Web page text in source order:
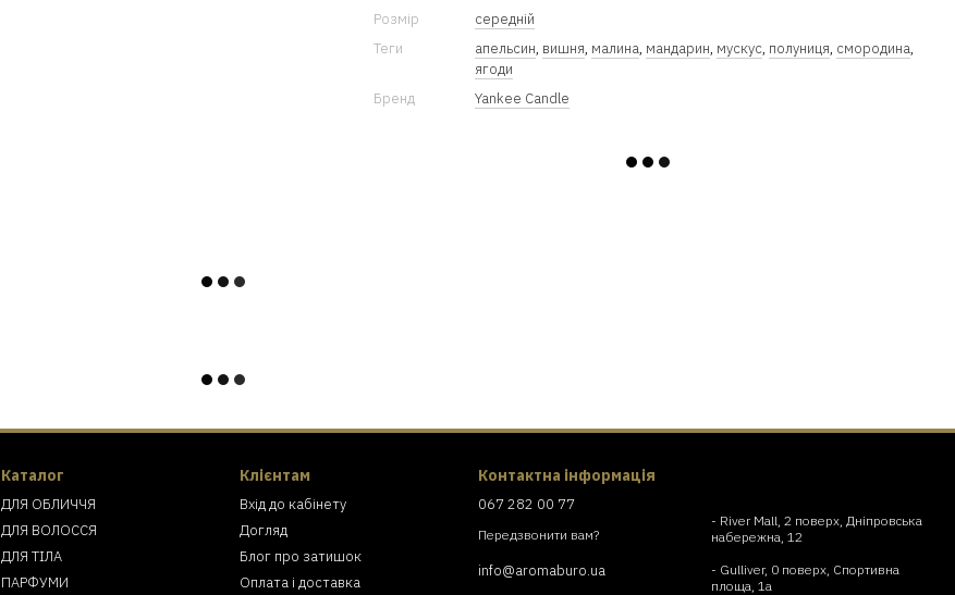
Розмір
середній
Теги
апельсин, вишня, малина, мандарин, мускус, полуниця, смородина,
ягоди
Бренд
Yankee Candle
Каталог
ДЛЯ ОБЛИЧЧЯ
ДЛЯ ВОЛОССЯ
ДЛЯ ТІЛА
ПАРФУМИ
Клієнтам
Вхід до кабінету
Догляд
Блог про затишок
Оплата і доставка
Контактна інформація
067 282 00 77
Передзвонити вам?
info@aromaburo.ua
- River Mall, 2 поверх, Дніпровська
набережна, 12
- Gulliver, 0 поверх, Спортивна
площа, 1а